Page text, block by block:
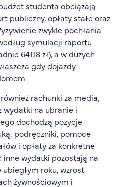
studenta obciążają
publiczny, opłaty stałe oraz
zwykle pochłania
symulacji raportu
641,18 zł), a w dużych
gdy dojazdy
rachunki za media,
wydatki na ubranie i
dochodzą pozycje
podręczniki, pomoce
i opłaty za konkretne
wydatki pozostają na
roku, wzrost
żywnościowym i